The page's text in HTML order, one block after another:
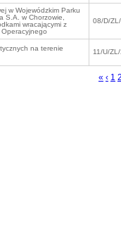
w Wojewódzkim Parku
S.A. w Chorzowie,
wracającymi z
08/D/
na terenie
11/U/
« ‹ 1